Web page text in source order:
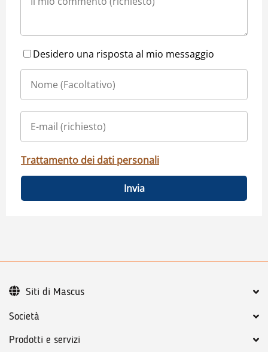
Desidero una risposta al mio messaggio
Trattamento dei dati personali
Invia
Società
Prodotti e servizi
Siti di Mascus